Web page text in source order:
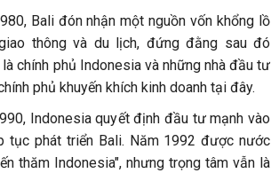
Bali đón nhận một nguồn vốn khổng lồ
thông và du lịch, đứng đằng sau đó
chính phủ Indonesia và những nhà đầu tư
phủ khuyến khích kinh doanh tại đây.
Indonesia quyết định đầu tư mạnh vào
tục phát triển Bali. Năm 1992 được nước
thăm Indonesia", nhưng trọng tâm vẫn là